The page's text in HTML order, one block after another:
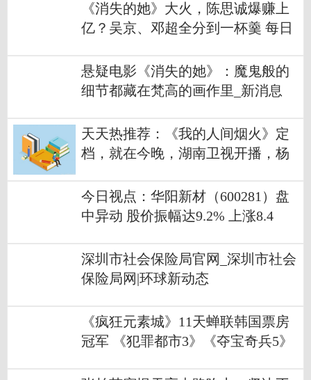
《消失的她》大火，陈思诚爆赚上
亿？吴京、邓超全分到一杯羹 每日
悬疑电影《消失的她》：魔鬼般的
细节都藏在梵高的画作里_新消息
天天热推荐：《我的人间烟火》定
档，就在今晚，湖南卫视开播，杨
今日视点：华阳新材（600281）盘
中异动 股价振幅达9.2% 上涨8.4
深圳市社会保险局官网_深圳市社会
保险局网|环球新动态
《疯狂元素城》11天蝉联韩国票房
冠军 《犯罪都市3》《夺宝奇兵5》